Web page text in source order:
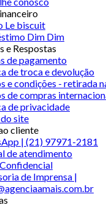
Le biscuit
Dim Dim
e Respostas
de pagamento
de troca e devolução
e condições - retirada
de compras
de privacidade
site
cliente
| (21) 97971-2181
de atendimento
de Imprensa |